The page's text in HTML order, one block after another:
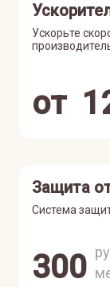
Ускорьте
от
Защита
Система
300